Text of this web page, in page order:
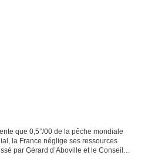
que 0,5°/00 de la pêche mondiale
la France néglige ses ressources
par Gérard d’Aboville et le Conseil